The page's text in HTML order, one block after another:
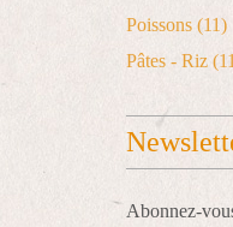
Poissons (11)
Pâtes - Riz
Abonnez-